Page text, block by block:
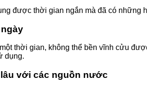
được thời gian ngắn mà đã có những
thời gian, không thể bền vĩnh cửu
dụng.
với các nguồn nước